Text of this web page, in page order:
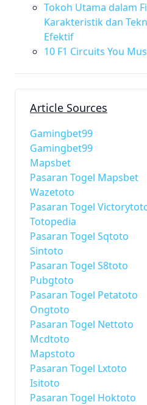
Tokoh Utama dalam
Karakteristik dan
Efektif
10 F1 Circuits You
Article Sources
Gamingbet99
Gamingbet99
Mapsbet
Pasaran Togel Mapsbet
Wazetoto
Pasaran Togel
Totopedia
Pasaran Togel Sqtoto
Sintoto
Pasaran Togel S8toto
Pubgtoto
Pasaran Togel Petatoto
Ongtoto
Pasaran Togel Nettoto
Mcdtoto
Mapstoto
Pasaran Togel Lxtoto
Isitoto
Pasaran Togel Hoktoto